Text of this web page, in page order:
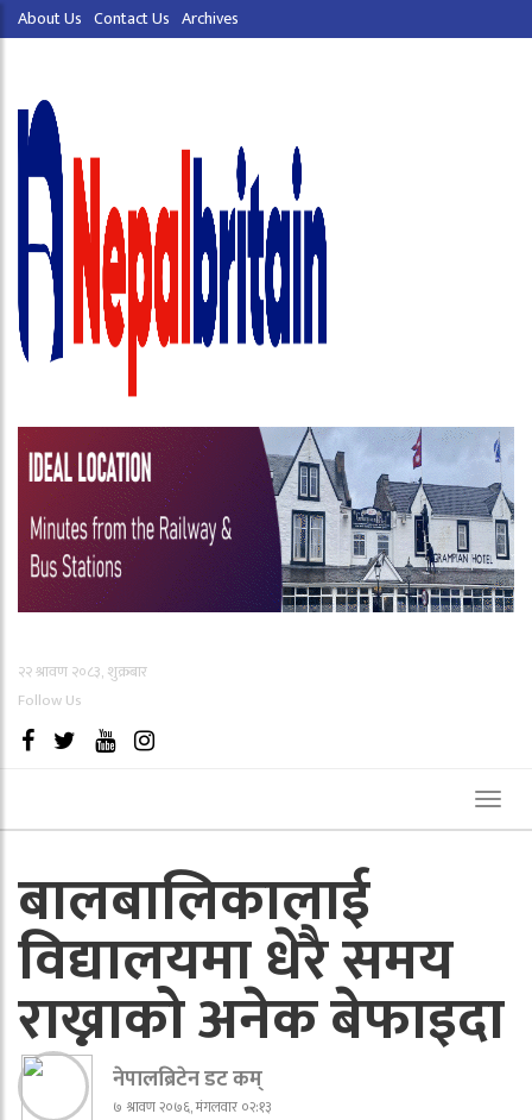
About Us Contact Us Archives
२२ श्रावण २०८३, शुक्रबार
Follow Us
बालबालिकालाई
विद्यालयमा धेरै समय
राख्नाको अनेक बेफाइदा
नेपालब्रिटेन डट कम्
७ श्रावण २०७६, मंगलवार ०२:१३